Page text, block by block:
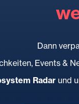
Dann
Events &
Radar und